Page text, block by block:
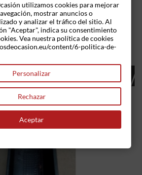
disponemos de Cinturon seguridad
Clio II Furgón (SB0/1/2_) 1.5 dC
Ademas, disponemos de
cualquier duda consultenos.
EN LA MISMA
CATEGORÍA:
utilizamos cookies para mejorar
mostrar anuncios o
y analizar el tráfico del sitio. Al
"Aceptar", indica su consentimiento
Vea nuestra política de cookies
content/6-politica-de-
Personalizar
Rechazar
Aceptar